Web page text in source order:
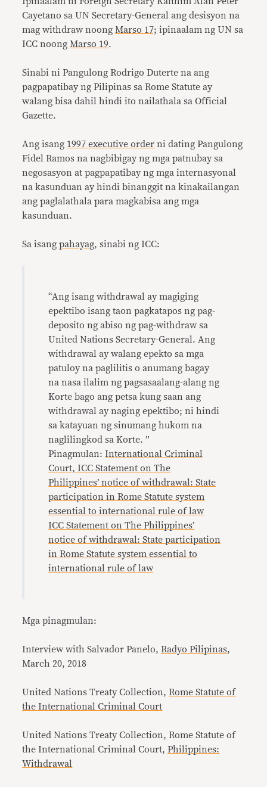
Cayetano sa UN Secretary-General ang desisyon na
mag withdraw noong Marso 17; ipinaalam ng UN sa
ICC noong Marso 19.
Sinabi ni Pangulong Rodrigo Duterte na ang
pagpapatibay ng Pilipinas sa Rome Statute ay
walang bisa dahil hindi ito nailathala sa Official
Gazette.
Ang isang 1997 executive order ni dating Pangulong
Fidel Ramos na nagbibigay ng mga patnubay sa
negosasyon at pagpapatibay ng mga internasyonal
na kasunduan ay hindi binanggit na kinakailangan
ang paglalathala para magkabisa ang mga
kasunduan.
Sa isangpahayag, sinabi ng ICC:
“Ang isang withdrawal ay magiging
epektibo isang taon pagkatapos ng pag-
deposito ng abiso ng pag-withdraw sa
United Nations Secretary-General. Ang
withdrawal ay walang epekto sa mga
patuloy na paglilitis o anumang bagay
na nasa ilalim ng pagsasaalang-alang ng
Korte bago ang petsa kung saan ang
withdrawal ay naging epektibo; ni hindi
sa katayuan ng sinumang hukom na
naglilingkod sa Korte. ”
Pinagmulan:International Criminal
Court, ICC Statement on The
Philippines’ notice of withdrawal: State
participation in Rome Statute system
essential to international rule of law
ICC Statement on The Philippines’
notice of withdrawal: State participation
in Rome Statute system essential to
international rule of law
Mga pinagmulan:
Interview with Salvador Panelo,Radyo Pilipinas,
March 20, 2018
United Nations Treaty Collection,Rome Statute of
the International Criminal Court
United Nations Treaty Collection, Rome Statute of
the International Criminal Court,Philippines:
Withdrawal